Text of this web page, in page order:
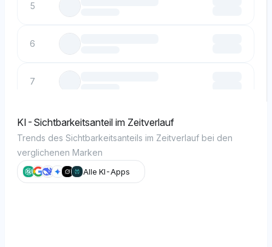
5
6
7
8
9
KI-Sichtbarkeitsanteil im Zeitverlauf
Trends des Sichtbarkeitsanteils im Zeitverlauf bei den
verglichenen Marken
Alle KI-Apps